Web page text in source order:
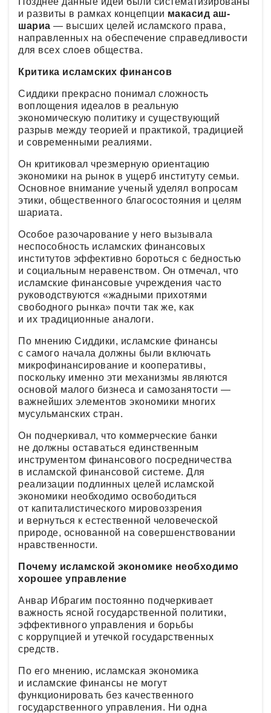
и развиты в рамках концепции макасид аш-
шариа — высших целей исламского права,
направленных на обеспечение справедливости
для всех слоев общества.
Критика исламских финансов
Сиддики прекрасно понимал сложность
воплощения идеалов в реальную
экономическую политику и существующий
разрыв между теорией и практикой, традицией
и современными реалиями.
Он критиковал чрезмерную ориентацию
экономики на рынок в ущерб институту семьи.
Основное внимание ученый уделял вопросам
этики, общественного благосостояния и целям
шариата.
Особое разочарование у него вызывала
неспособность исламских финансовых
институтов эффективно бороться с бедностью
и социальным неравенством. Он отмечал, что
исламские финансовые учреждения часто
руководствуются «жадными прихотями
свободного рынка» почти так же, как
и их традиционные аналоги.
По мнению Сиддики, исламские финансы
с самого начала должны были включать
микрофинансирование и кооперативы,
поскольку именно эти механизмы являются
основой малого бизнеса и самозанятости —
важнейших элементов экономики многих
мусульманских стран.
Он подчеркивал, что коммерческие банки
не должны оставаться единственным
инструментом финансового посредничества
в исламской финансовой системе. Для
реализации подлинных целей исламской
экономики необходимо освободиться
от капиталистического мировоззрения
и вернуться к естественной человеческой
природе, основанной на совершенствовании
нравственности.
Почему исламской экономике необходимо
хорошее управление
Анвар Ибрагим постоянно подчеркивает
важность ясной государственной политики,
эффективного управления и борьбы
с коррупцией и утечкой государственных
средств.
По его мнению, исламская экономика
и исламские финансы не могут
функционировать без качественного
государственного управления. Ни одна